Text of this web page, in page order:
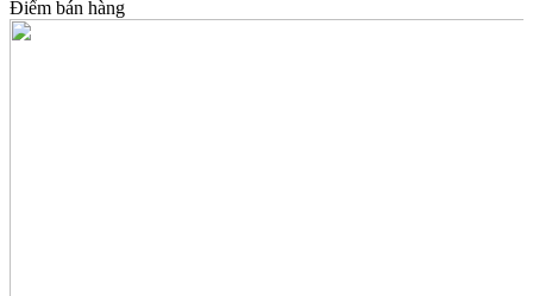
Điểm bán hàng